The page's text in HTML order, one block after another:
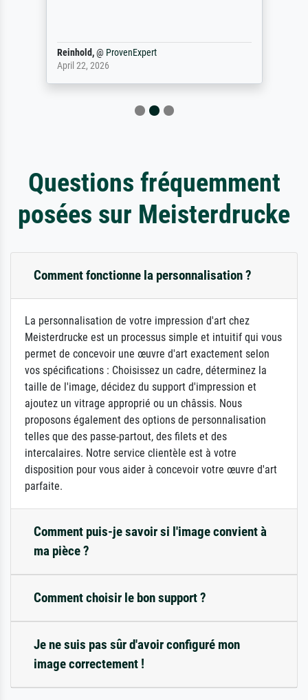
Reinhold,@ ProvenExpert
April 22, 2026
Questions fréquemment
posées sur Meisterdrucke
Comment fonctionne la personnalisation ?
La personnalisation de votre impression d'art chez
Meisterdrucke est un processus simple et intuitif qui vous
permet de concevoir une œuvre d'art exactement selon
vos spécifications : Choisissez un cadre, déterminez la
taille de l'image, décidez du support d'impression et
ajoutez un vitrage approprié ou un châssis. Nous
proposons également des options de personnalisation
telles que des passe-partout, des filets et des
intercalaires. Notre service clientèle est à votre
disposition pour vous aider à concevoir votre œuvre d'art
parfaite.
Comment puis-je savoir si l'image convient à
ma pièce ?
Comment choisir le bon support ?
Je ne suis pas sûr d'avoir configuré mon
image correctement !